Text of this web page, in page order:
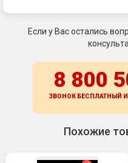
Если у Вас остались
8 800
ЗВОНОК БЕСПЛАТНЫЙ
Похожие